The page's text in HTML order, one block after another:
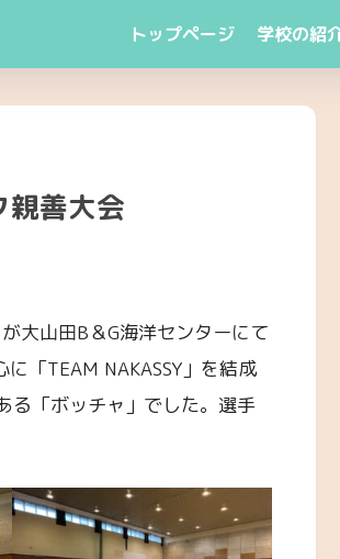
トップページ 学校の紹
善大会
大山田B＆G海洋センターにて
「TEAM NAKASSY」を結成
る「ボッチャ」でした。選手